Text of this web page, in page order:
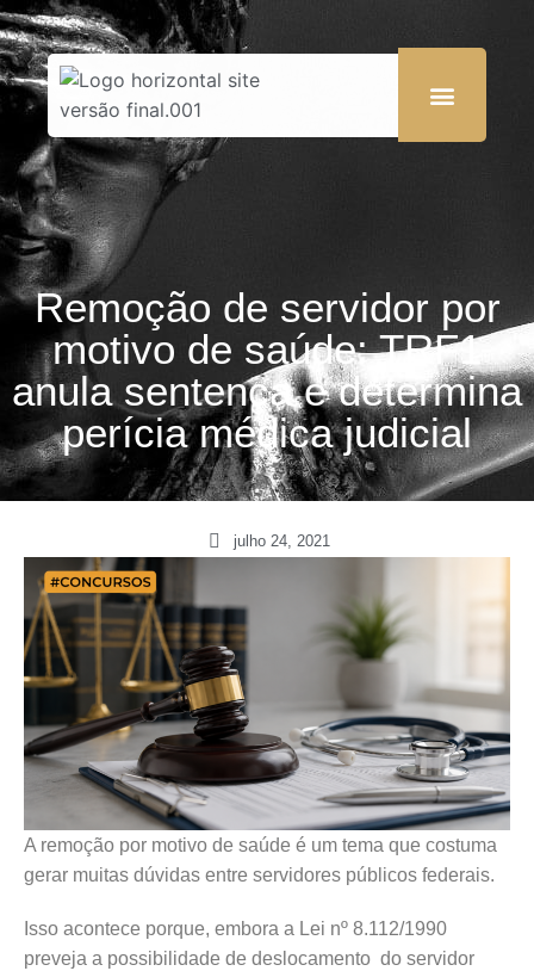
Remoção de servidor por
motivo de saúde: TRF1
anula sentença e determina
perícia médica judicial
julho 24, 2021
A remoção por motivo de saúde é um tema que costuma
gerar muitas dúvidas entre servidores públicos federais.
Isso acontece porque, embora a Lei nº 8.112/1990
preveja a possibilidade de deslocamento do servidor